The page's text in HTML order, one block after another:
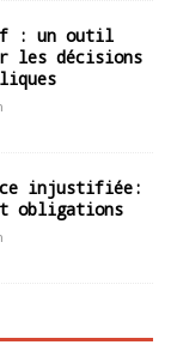
: un outil
les décisions
injustifiée:
obligations